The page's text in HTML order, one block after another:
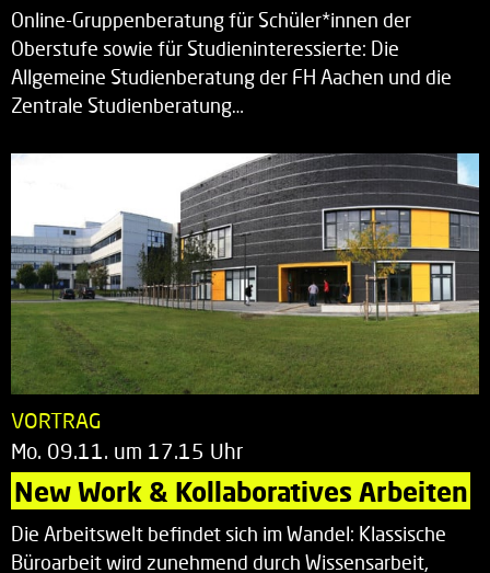
Online-Gruppenberatung für Schüler*innen der
Oberstufe sowie für Studieninteressierte: Die
Allgemeine Studienberatung der FH Aachen und die
Zentrale Studienberatung…
VORTRAG
Mo. 09.11. um 17.15 Uhr
New Work & Kollaboratives Arbeiten
Die Arbeitswelt befindet sich im Wandel: Klassische
Büroarbeit wird zunehmend durch Wissensarbeit,